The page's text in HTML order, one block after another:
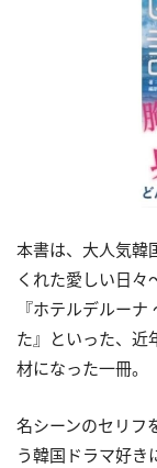
本書は、大人気韓
くれた愛しい日々
『ホテルデルー
た』といった、近
材になった一冊。
名シーンのセリフ
う韓国ドラマ好き